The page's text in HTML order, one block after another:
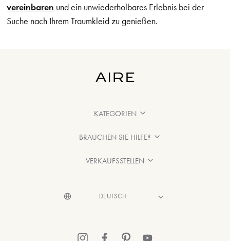
vereinbaren und ein unwiederholbares Erlebnis bei der
Suche nach Ihrem Traumkleid zu genießen.
KATEGORIEN
BRAUCHEN SIE HILFE?
VERKAUFSSTELLEN